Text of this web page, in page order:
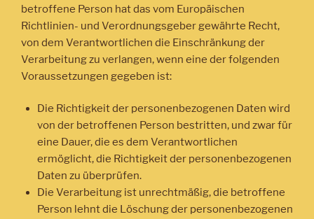
betroffene Person hat das vom Europäischen
Richtlinien- und Verordnungsgeber gewährte Recht,
von dem Verantwortlichen die Einschränkung der
Verarbeitung zu verlangen, wenn eine der folgenden
Voraussetzungen gegeben ist:
Die Richtigkeit der personenbezogenen Daten wird
von der betroffenen Person bestritten, und zwar für
eine Dauer, die es dem Verantwortlichen
ermöglicht, die Richtigkeit der personenbezogenen
Daten zu überprüfen.
Die Verarbeitung ist unrechtmäßig, die betroffene
Person lehnt die Löschung der personenbezogenen